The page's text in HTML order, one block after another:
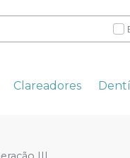
Clareadores